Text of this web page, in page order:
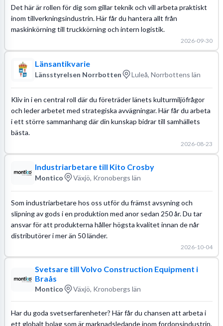
Det här är rollen för dig som gillar teknik och vill arbeta praktiskt
inom tillverkningsindustrin. Här får du hantera allt från
maskinkörning till truckkörning och intern logistik.
2026-09-30
Länsantikvarie
Länsstyrelsen Norrbotten Luleå, Norrbottens län
Kliv in i en central roll där du företräder länets kulturmiljöfrågor
och leder arbetet med strategiska avvägningar. Här får du arbeta
i ett större sammanhang där din kunskap bidrar till samhällets
bästa.
2026-08-23
Industriarbetare till Kito Crosby
Montico Växjö, Kronobergs län
Som industriarbetare hos oss utför du främst avsyning och
slipning av gods i en produktion med anor sedan 250 år. Du tar
ansvar för att produkterna håller högsta kvalitet innan de når
distributörer i mer än 50 länder.
2026-10-04
Svetsare till Volvo Construction Equipment i
Braås
Montico Växjö, Kronobergs län
Har du goda svetserfarenheter? Här får du chansen att arbeta i
ett globalt bolag som är marknadsledande inom fordonsindustrin.